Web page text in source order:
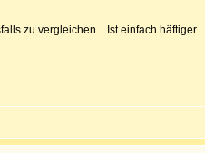
zu vergleichen... Ist einfach häftiger...